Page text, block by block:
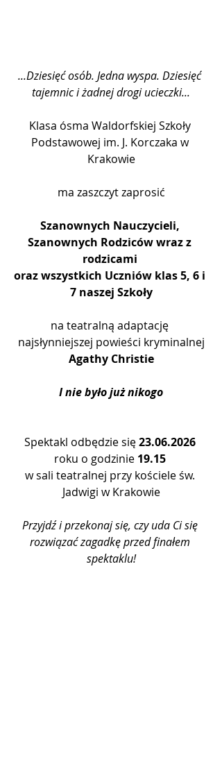
...Dziesięć osób. Jedna wyspa. Dziesięć
tajemnic i żadnej drogi ucieczki...
Klasa ósma Waldorfskiej Szkoły
Podstawowej im. J. Korczaka w
Krakowie
ma zaszczyt zaprosić
Szanownych Nauczycieli,
Szanownych Rodziców wraz z
rodzicami
oraz wszystkich Uczniów klas 5, 6 i
7 naszej Szkoły
na teatralną adaptację
najsłynniejszej powieści kryminalnej
Agathy Christie
I nie było już nikogo
Spektakl odbędzie się 23.06.2026
roku o godzinie 19.15
w sali teatralnej przy kościele św.
Jadwigi w Krakowie
Przyjdź i przekonaj się, czy uda Ci się
rozwiązać zagadkę przed finałem
spektaklu!